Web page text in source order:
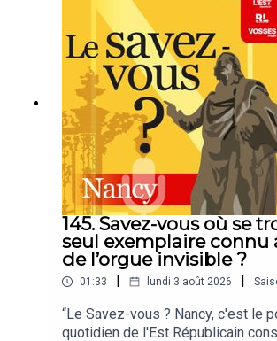
145. Savez-vous où se
seul exemplaire connu
de l’orgue invisible ?
01:33 | lundi 3 août 2026 |
“Le Savez-vous ? Nancy, c'est le
quotidien de l'Est Républicain